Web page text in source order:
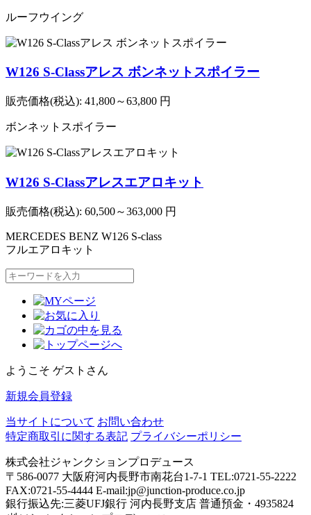
ルーフウイング
W126 S-Classアレス ボンネットスポイラー
販売価格(税込): 41,800～63,800 円
ボンネットスポイラー
W126 S-Classアレスエアロキット
販売価格(税込): 60,500～363,000 円
MERCEDES BENZ W126 S-class
フルエアロキット
ようこそ ゲストさん
新規会員登録
当サイトについて お問い合わせ
特定商取引に関する表記 プライバシーポリシー
株式会社ジャンクションプロデュース
〒586-0077 大阪府河内長野市南花台1-7-1 TEL:0721-55-2222
FAX:0721-55-4444 E-mail:jp@junction-produce.co.jp
銀行振込先:三菱UFJ銀行 河内長野支店 普通預金・4935824